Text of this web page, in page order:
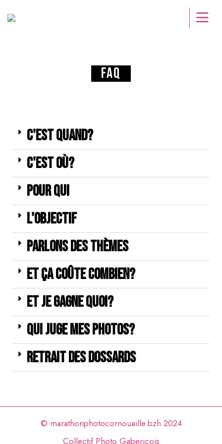
FAQ
C'est quand?
C'est où?
Pour qui
L'objectif
Parlons des thèmes
Et ça coûte combien?
Et je gagne quoi?
Qui juge mes photos?
Retrait des dossards
© marathonphotocornouaille.bzh 2024
Collectif Photo Gabericois